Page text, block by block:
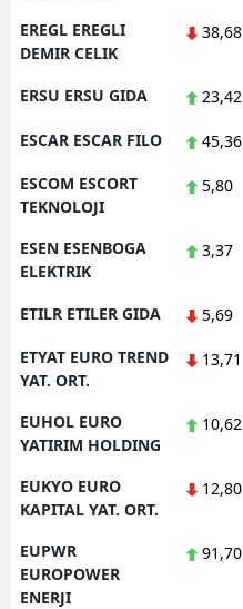
EREGL EREGLI
DEMIR CELIK
38,68
ERSU ERSU GIDA 23,42
ESCAR ESCAR FILO 45,36
ESCOM ESCORT
TEKNOLOJI
5,80
ESEN ESENBOGA
ELEKTRIK
3,37
ETILR ETILER GIDA 5,69
ETYAT EURO TREND
YAT. ORT.
13,71
EUHOL EURO
YATIRIM HOLDING
10,62
EUKYO EURO
KAPITAL YAT. ORT.
12,80
EUPWR
EUROPOWER
ENERJI
91,70